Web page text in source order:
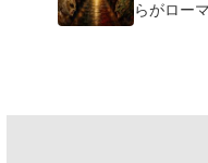
らがロー